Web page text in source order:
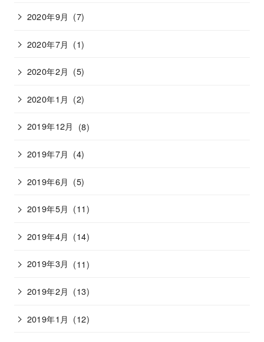
2020年9月 (7)
2020年7月 (1)
2020年2月 (5)
2020年1月 (2)
2019年12月 (8)
2019年7月 (4)
2019年6月 (5)
2019年5月 (11)
2019年4月 (14)
2019年3月 (11)
2019年2月 (13)
2019年1月 (12)